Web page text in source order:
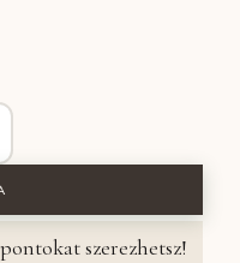
- állítható babafigyelő tükör
szerezhetsz!